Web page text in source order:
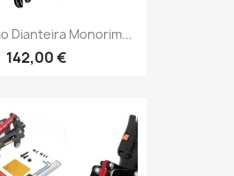
Dianteira Monorim...
142,00 €